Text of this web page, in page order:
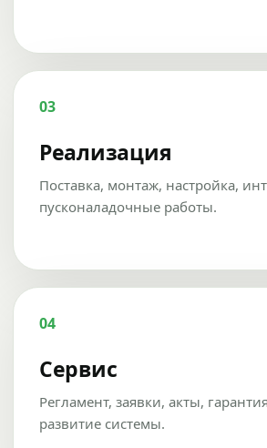
03
Реализация
Поставка, монтаж, настройка,
пусконаладочные работы.
04
Сервис
Регламент, заявки, акты,
развитие системы.